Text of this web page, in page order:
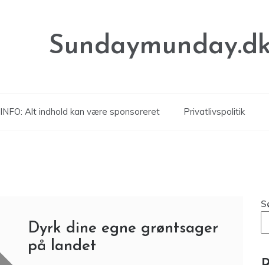
INFO: Alt indhold kan være sponsoreret Privatlivspolitik
Dyrk dine egne grøntsager
på landet